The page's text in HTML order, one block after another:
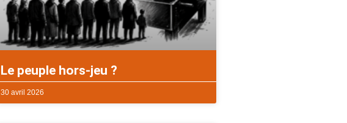
Le peuple hors-jeu ?
30 avril 2026